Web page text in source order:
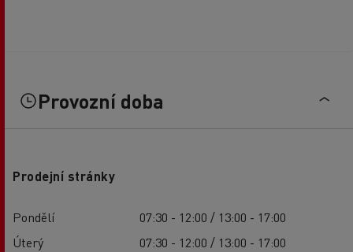
Provozní doba
Prodejní stránky
Pondělí
07:30 - 12:00 / 13:00 - 17:00
Úterý
07:30 - 12:00 / 13:00 - 17:00